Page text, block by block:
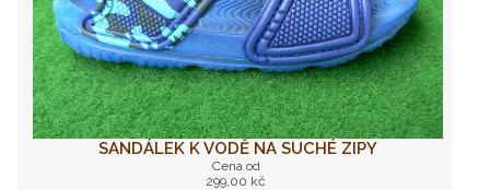
SANDÁLEK K VODĚ NA SUCHÉ ZIPY
Cena od
299,00 kč